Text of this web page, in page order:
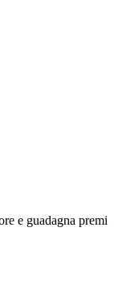
e guadagna premi